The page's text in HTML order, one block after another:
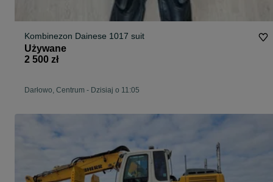
Kombinezon Dainese 1017 suit
Używane
2 500 zł
Darłowo, Centrum - Dzisiaj o 11:05